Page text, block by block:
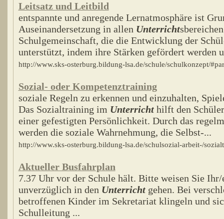
Leitsatz und Leitbild
entspannte und anregende Lernatmosphäre ist
Auseinandersetzung in allen Unterricht
Schulgemeinschaft, die die Entwicklung der
unterstützt, indem ihre Stärken gefördert werden
http://www.sks-osterburg.bildung-lsa.de/schule/schulkonzept/
Sozial- oder Kompetenztraining
soziale Regeln zu erkennen und einzuhalten,
Das Sozialtraining im Unterrichthilft den
einer gefestigten Persönlichkeit. Durch das
werden die soziale Wahrnehmung, die Selbst-...
http://www.sks-osterburg.bildung-lsa.de/schulsozial-arbeit-/
Aktueller Busfahrplan
7.37 Uhr vor der Schule hält. Bitte weisen Sie
unverzüglich in den Unterrichtgehen. Bei
betroffenen Kinder im Sekretariat klingeln und
Schulleitung ...